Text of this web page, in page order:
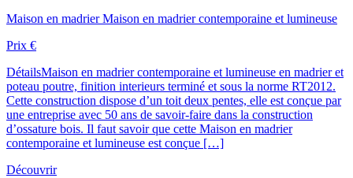
Maison en madrierMaison en madrier contemporaine et lumineuse
Prix €
DétailsMaison en madrier contemporaine et lumineuse en madrier et
poteau poutre, finition interieurs terminé et sous la norme RT2012.
Cette construction dispose d’un toit deux pentes, elle est conçue par
une entreprise avec 50 ans de savoir-faire dans la construction
d’ossature bois. Il faut savoir que cette Maison en madrier
contemporaine et lumineuse est conçue […]
Découvrir